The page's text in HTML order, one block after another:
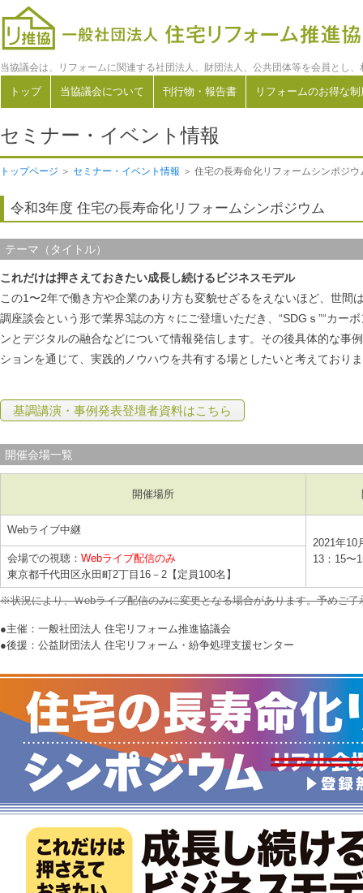
当協議会は、リフォームに関連する社団法人、財団法人、公共団体等を会員とし
トップ 当協議会について 刊行物・報告書 リフォームのお得な制
セミナー・イベント情報
トップページ ＞ セミナー・イベント情報 ＞ 住宅の長寿命化リフォームシンポジウ
令和3年度 住宅の長寿命化リフォームシンポジウム
テーマ（タイトル）
これだけは押さえておきたい成長し続けるビジネスモデル
この1〜2年で働き方や企業のあり方も変貌せざるをえないほど、世間
調座談会という形で業界3誌の方々にご登壇いただき、“SDGｓ”“カー
ンとデジタルの融合などについて情報発信します。その後具体的な事
ションを通じて、実践的ノウハウを共有する場としたいと考えており
基調講演・事例発表登壇者資料はこちら
開催会場一覧
開催場所
Webライブ中継
2021年10
13：15〜
会場での視聴： Webライブ配信のみ
東京都千代田区永田町2丁目16－2【定員100名】
※状況により、Ｗebライブ配信のみに変更となる場合があります。予めご了
●主催：一般社団法人 住宅リフォーム推進協議会
●後援：公益財団法人 住宅リフォーム・紛争処理支援センター